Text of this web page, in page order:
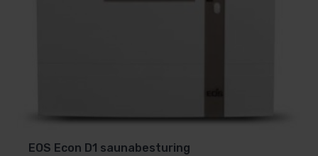
EOS Econ D1 saunabesturing